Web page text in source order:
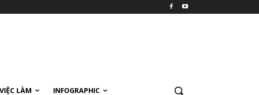
VIỆC LÀM INFOGRAPHIC